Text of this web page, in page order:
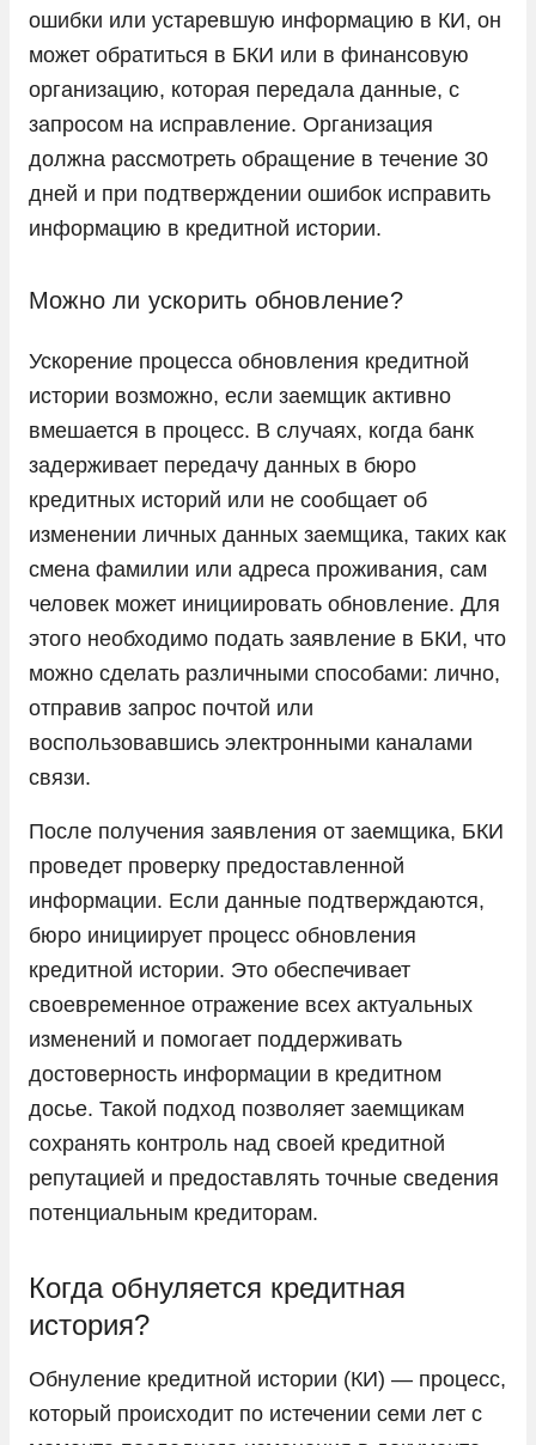
ошибки или устаревшую информацию в КИ, он
может обратиться в БКИ или в финансовую
организацию, которая передала данные, с
запросом на исправление. Организация
должна рассмотреть обращение в течение 30
дней и при подтверждении ошибок исправить
информацию в кредитной истории.
Можно ли ускорить обновление?
Ускорение процесса обновления кредитной
истории возможно, если заемщик активно
вмешается в процесс. В случаях, когда банк
задерживает передачу данных в бюро
кредитных историй или не сообщает об
изменении личных данных заемщика, таких как
смена фамилии или адреса проживания, сам
человек может инициировать обновление. Для
этого необходимо подать заявление в БКИ, что
можно сделать различными способами: лично,
отправив запрос почтой или
воспользовавшись электронными каналами
связи.
После получения заявления от заемщика, БКИ
проведет проверку предоставленной
информации. Если данные подтверждаются,
бюро инициирует процесс обновления
кредитной истории. Это обеспечивает
своевременное отражение всех актуальных
изменений и помогает поддерживать
достоверность информации в кредитном
досье. Такой подход позволяет заемщикам
сохранять контроль над своей кредитной
репутацией и предоставлять точные сведения
потенциальным кредиторам.
Когда обнуляется кредитная
история?
Обнуление кредитной истории (КИ) — процесс,
который происходит по истечении семи лет с